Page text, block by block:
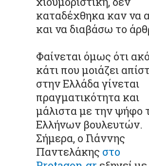
καταδέχθηκα καν να
και να διαβάσω το
Φαίνεται όμως ότι
κάτι που μοιάζει
στην Ελλάδα γίνεται
πραγματικότητα και
μάλιστα με την ψήφο
Ελλήνων βουλευτών.
Σήμερα, ο Γιάννης
Παντελάκης στο